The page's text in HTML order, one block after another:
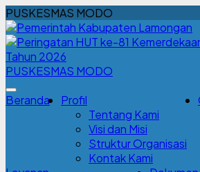
PUSKESMAS MODO
PUSKESMAS MODO
Beranda
Profil
Tentang Kami
Visi dan Misi
Struktur Organisasi
Kontak Kami